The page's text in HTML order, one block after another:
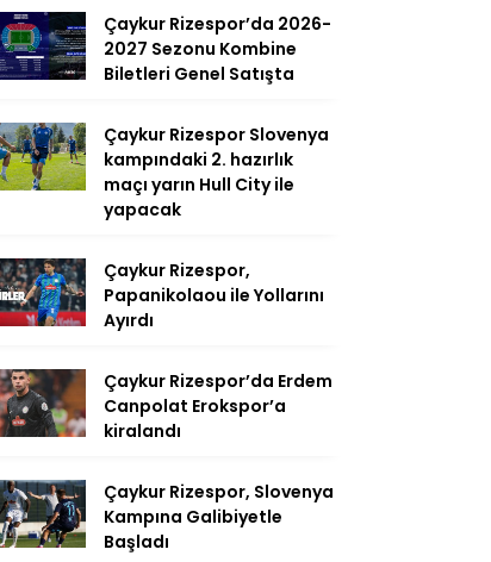
Çaykur Rizespor’da 2026-
2027 Sezonu Kombine
Biletleri Genel Satışta
Çaykur Rizespor Slovenya
kampındaki 2. hazırlık
maçı yarın Hull City ile
yapacak
Çaykur Rizespor,
Papanikolaou ile Yollarını
Ayırdı
Çaykur Rizespor’da Erdem
Canpolat Erokspor’a
kiralandı
Çaykur Rizespor, Slovenya
Kampına Galibiyetle
Başladı